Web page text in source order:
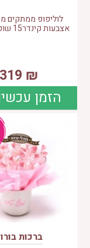
אצבעות קינדר15 שוקובונס1 ק
₪
319
הזמן
ברכות